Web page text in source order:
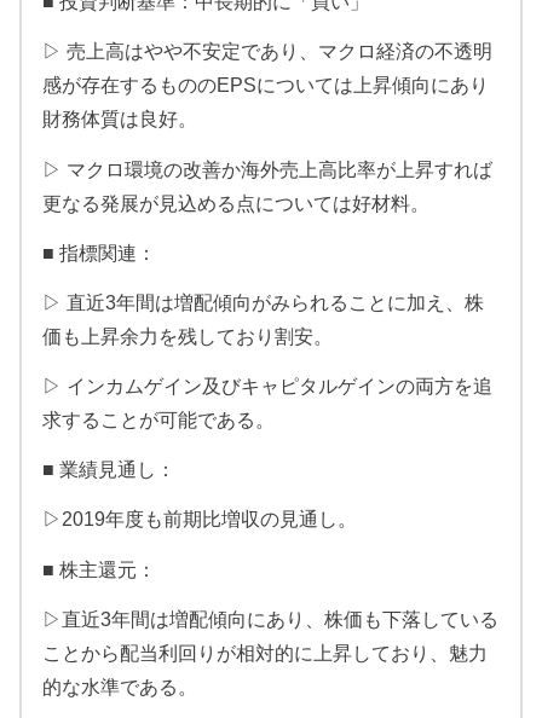
▷ 売上高はやや不安定であり、マクロ経済の不透明
感が存在するもののEPSについては上昇傾向にあり
財務体質は良好。
▷ マクロ環境の改善か海外売上高比率が上昇すれば
更なる発展が見込める点については好材料。
■ 指標関連：
▷ 直近3年間は増配傾向がみられることに加え、株
価も上昇余力を残しており割安。
▷ インカムゲイン及びキャピタルゲインの両方を追
求することが可能である。
■ 業績見通し：
▷2019年度も前期比増収の見通し。
■ 株主還元：
▷直近3年間は増配傾向にあり、株価も下落している
ことから配当利回りが相対的に上昇しており、魅力
的な水準である。